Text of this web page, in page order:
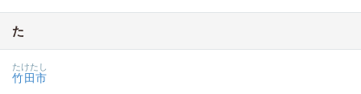
た
竹田市
たけたし